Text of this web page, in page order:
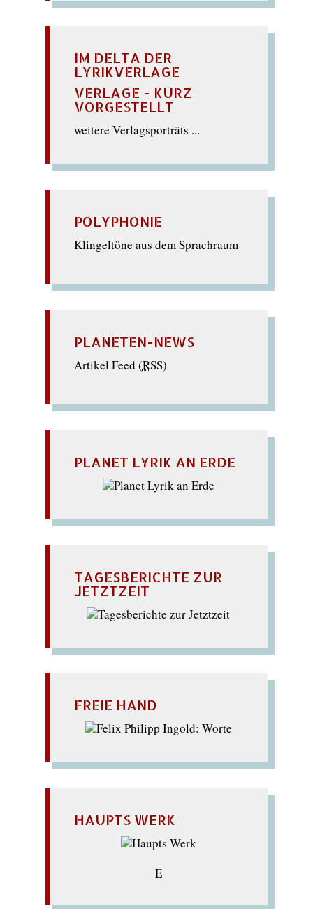
IM DELTA DER
LYRIKVERLAGE
VERLAGE - KURZ
VORGESTELLT
weitere Verlagsporträts ...
POLYPHONIE
Klingeltöne aus dem Sprachraum
PLANETEN-NEWS
Artikel Feed (RSS)
PLANET LYRIK AN ERDE
TAGESBERICHTE ZUR
JETZTZEIT
FREIE HAND
HAUPTS WERK
E